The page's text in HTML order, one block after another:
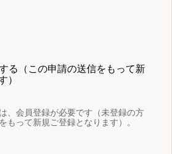
る（この申請の送信をもって新
）
、会員登録が必要です（未登録の方
もって新規ご登録となります）。